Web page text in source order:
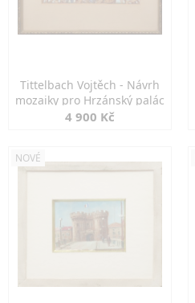
Tittelbach Vojtěch - Návrh
mozaiky pro Hrzánský palác
4 900 Kč
NOVÉ